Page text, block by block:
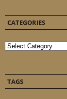
CATEGORIES
Categories
TAGS